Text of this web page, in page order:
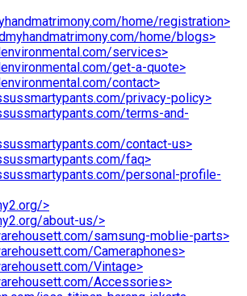
home/registration>
home/blogs>
services>
get-a-quote>
contact>
privacy-policy>
terms-and-
contact-us>
faq>
personal-profile-
>
about-us/>
samsung-moblie-parts>
Cameraphones>
Vintage>
Accessories>